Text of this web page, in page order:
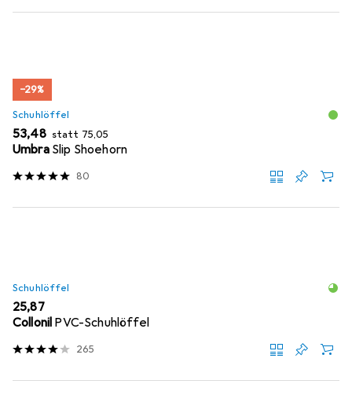
−29%
Schuhlöffel
EUR
53,48 statt EUR
75,05
Umbra Slip Shoehorn
80
Schuhlöffel
EUR
25,87
Collonil PVC-Schuhlöffel
265